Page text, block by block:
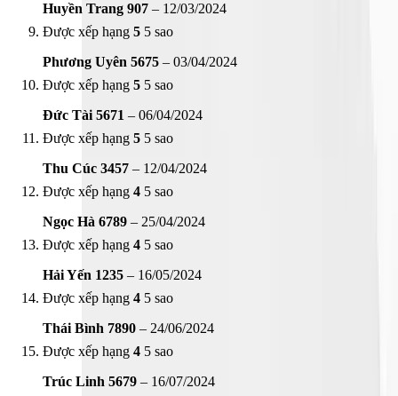
Huyền Trang 907 – 12/03/2024
Được xếp hạng 5 5 sao
Phương Uyên 5675 – 03/04/2024
Được xếp hạng 5 5 sao
Đức Tài 5671 – 06/04/2024
Được xếp hạng 5 5 sao
Thu Cúc 3457 – 12/04/2024
Được xếp hạng 4 5 sao
Ngọc Hà 6789 – 25/04/2024
Được xếp hạng 4 5 sao
Hải Yến 1235 – 16/05/2024
Được xếp hạng 4 5 sao
Thái Bình 7890 – 24/06/2024
Được xếp hạng 4 5 sao
Trúc Linh 5679 – 16/07/2024